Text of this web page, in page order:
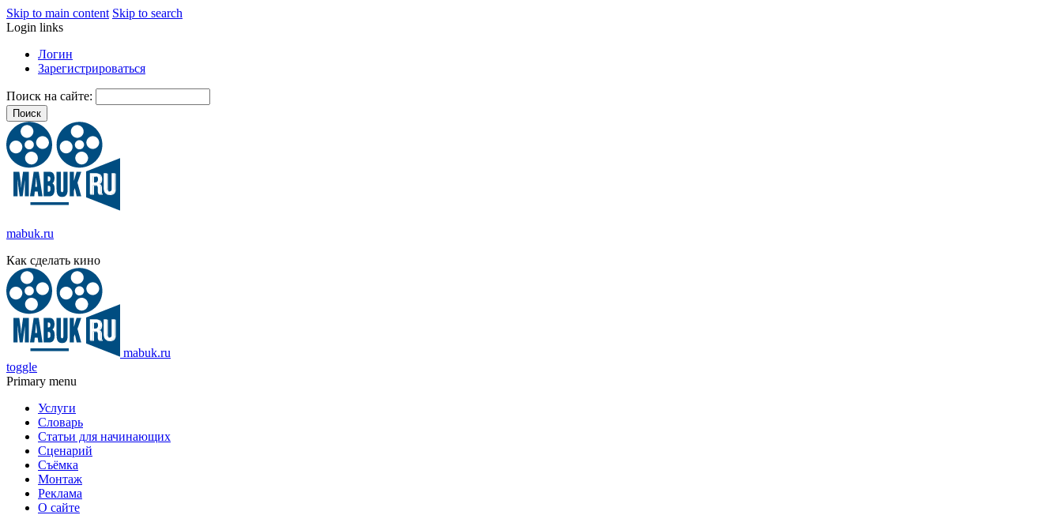
Skip to main content Skip to search
Login links
Логин
Зарегистрироваться
Поиск на сайте:
mabuk.ru
Как сделать кино
mabuk.ru
toggle
Primary menu
Услуги
Словарь
Статьи для начинающих
Сценарий
Съёмка
Монтаж
Реклама
О сайте